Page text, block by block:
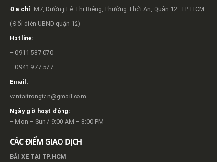
Địa chỉ: M7, Đường Lê Thị Riêng, Phường Thới An, Quận 12. TP. HCM
( Đối diện UBND quận 12)
Hotline:
– 0911 587 070
– 0941 977 577
Email:
vantaitrongtan@gmail.com
Ngày giờ hoạt động:
– Mon – Sun / 9:00 AM – 8:00 PM
CÁC ĐIỂM GIAO DỊCH
BÃI XE TẠI TP.HCM